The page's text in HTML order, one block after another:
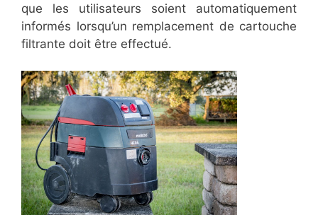
que les utilisateurs soient automatiquement
informés lorsqu’un remplacement de cartouche
filtrante doit être effectué.